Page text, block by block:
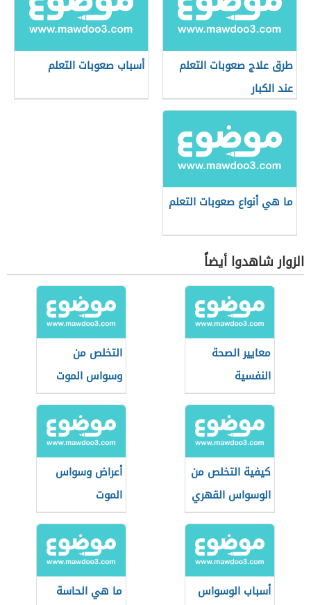
طرق علاج صعوبات التعلم
عند الكبار
أسباب صعوبات التعلم
ما هي أنواع صعوبات التعلم
الزوار شاهدوا أيضاً
معايير الصحة
النفسية
التخلص من
وسواس الموت
كيفية التخلص من
الوسواس القهري
أعراض وسواس
الموت
أسباب الوسواس
ما هي الحاسة